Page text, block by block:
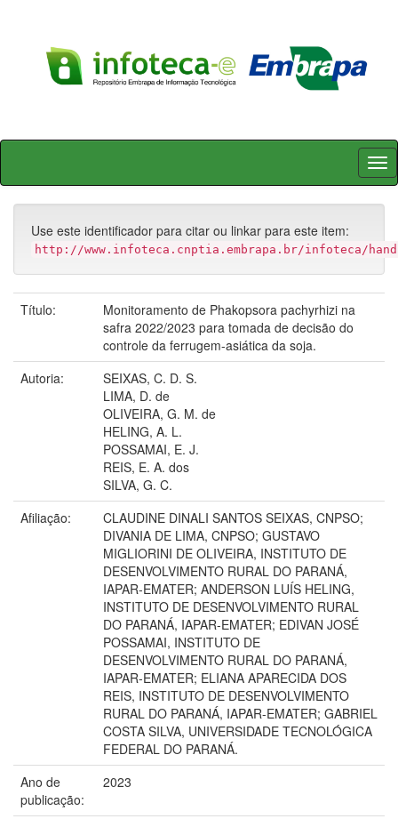
Skip
Use este identificador para citar ou linkar para este item:
http://www.infoteca.cnptia.embrapa.br/infoteca/
Título:
Monitoramento de Phakopsora pachyrhizi na
safra 2022/2023 para tomada de decisão do
controle da ferrugem-asiática da soja.
Autoria:
SEIXAS, C. D. S.
LIMA, D. de
OLIVEIRA, G. M. de
HELING, A. L.
POSSAMAI, E. J.
REIS, E. A. dos
SILVA, G. C.
Afiliação:
CLAUDINE DINALI SANTOS SEIXAS, CNPSO;
DIVANIA DE LIMA, CNPSO; GUSTAVO
MIGLIORINI DE OLIVEIRA, INSTITUTO DE
DESENVOLVIMENTO RURAL DO PARANÁ,
IAPAR-EMATER; ANDERSON LUÍS HELING,
INSTITUTO DE DESENVOLVIMENTO RURAL
DO PARANÁ, IAPAR-EMATER; EDIVAN JOSÉ
POSSAMAI, INSTITUTO DE
DESENVOLVIMENTO RURAL DO PARANÁ,
IAPAR-EMATER; ELIANA APARECIDA DOS
REIS, INSTITUTO DE DESENVOLVIMENTO
RURAL DO PARANÁ, IAPAR-EMATER; GABRIEL
COSTA SILVA, UNIVERSIDADE TECNOLÓGICA
FEDERAL DO PARANÁ.
Ano de
publicação:
2023